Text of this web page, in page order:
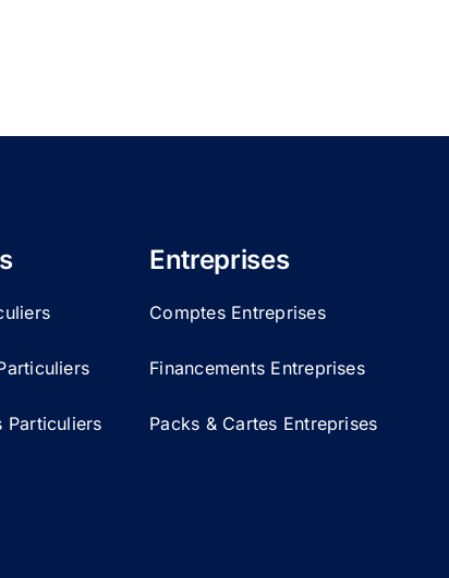
Particuliers
Entreprises
Comptes Entreprises
Financements Entreprises
Packs & Cartes Entreprises